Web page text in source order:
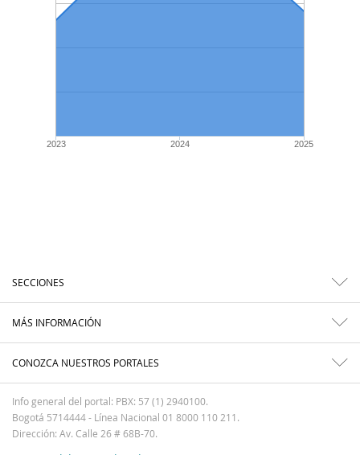
2023 2024 2025
SECCIONES
MÁS INFORMACIÓN
CONOZCA NUESTROS PORTALES
Info general del portal: PBX: 57 (1) 2940100.
Bogotá 5714444 - Línea Nacional 01 8000 110 211.
Dirección: Av. Calle 26 # 68B-70.